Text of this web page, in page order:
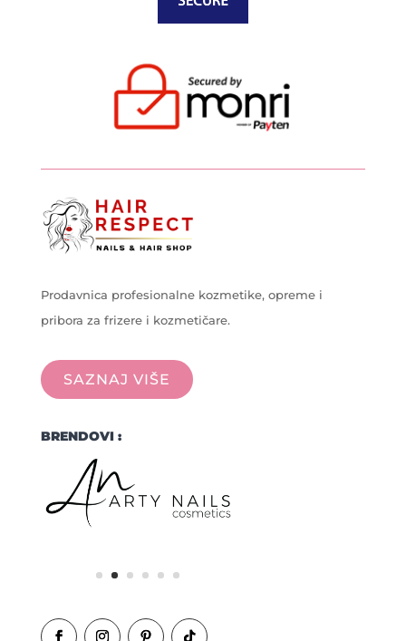
Prodavnica profesionalne kozmetike, opreme i
pribora za frizere i kozmetičare.
SAZNAJ VIŠE
BRENDOVI :